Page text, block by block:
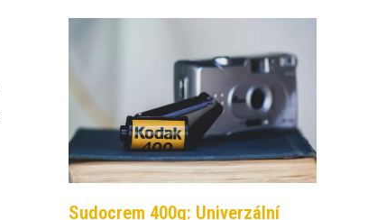
Sudocrem 400g: Univerzální